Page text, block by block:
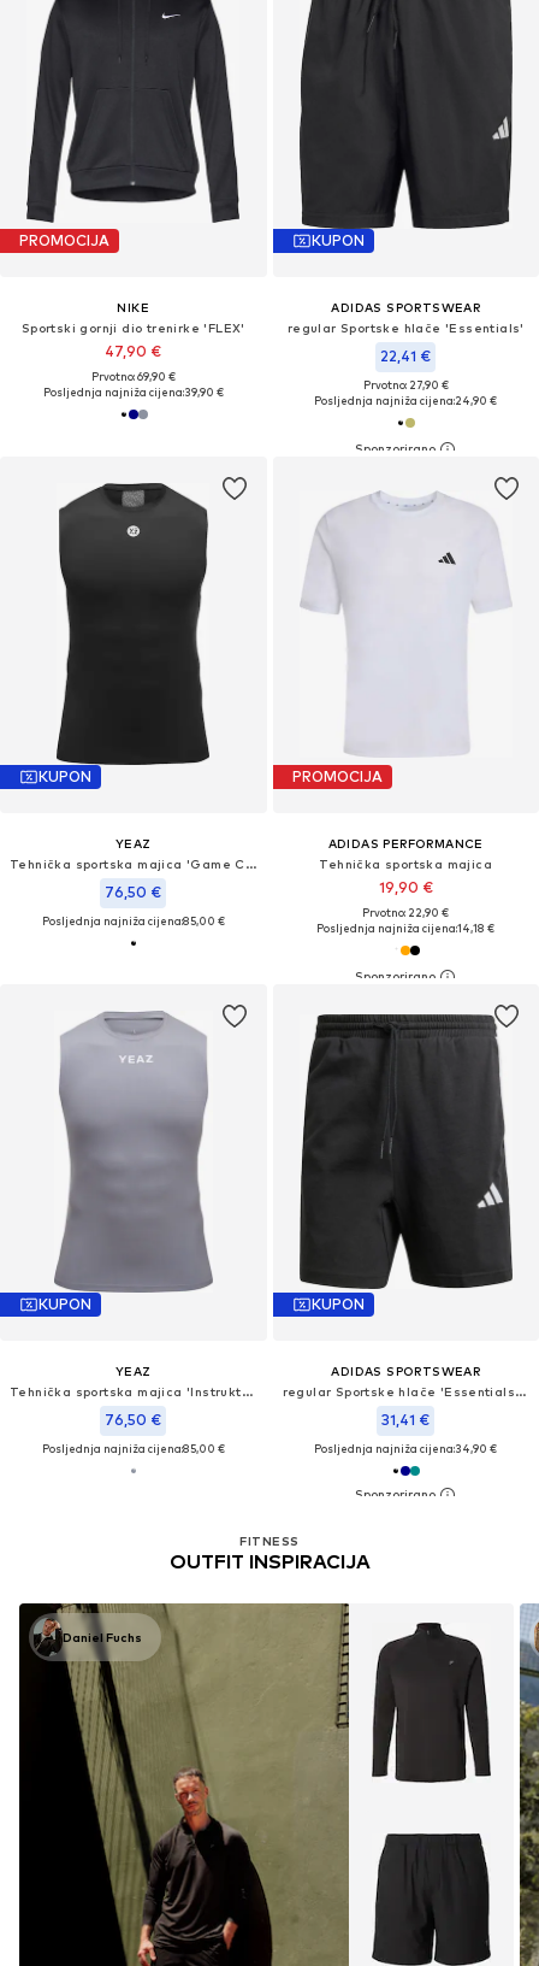
PROMOCIJA
NIKE
Sportski gornji dio trenirke 'FLEX'
47,90 €
Prvotno: 69,90 €
Posljednja najniža cijena:39,90 €
KUPON
ADIDAS SPORTSWEAR
regular Sportske hlače 'Essentials'
22,41 €
Prvotno: 27,90 €
Posljednja najniža cijena:24,90 €
KUPON
YEAZ
Tehnička sportska majica 'Game Changer'
76,50 €
Posljednja najniža cijena:85,00 €
PROMOCIJA
ADIDAS PERFORMANCE
Tehnička sportska majica
19,90 €
Prvotno: 22,90 €
Posljednja najniža cijena:14,18 €
KUPON
YEAZ
Tehnička sportska majica 'Instruktor'
76,50 €
Posljednja najniža cijena:85,00 €
FITNESS
OUTFIT INSPIRACIJA
Daniel Fuchs
KUPON
ADIDAS SPORTSWEAR
regular Sportske hlače 'Essentials 3-Stripes Single Jersey Shorts'
31,41 €
Posljednja najniža cijena:34,90 €